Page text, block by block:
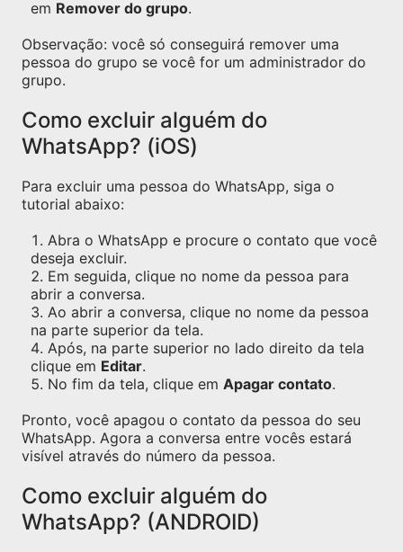
em Remover do grupo.
Observação: você só conseguirá remover uma
pessoa do grupo se você for um administrador do
grupo.
Como excluir alguém do
WhatsApp? (iOS)
Para excluir uma pessoa do WhatsApp, siga o
tutorial abaixo:
Abra o WhatsApp e procure o contato que você
deseja excluir.
Em seguida, clique no nome da pessoa para
abrir a conversa.
Ao abrir a conversa, clique no nome da pessoa
na parte superior da tela.
Após, na parte superior no lado direito da tela
clique em Editar.
No fim da tela, clique em Apagar contato.
Pronto, você apagou o contato da pessoa do seu
WhatsApp. Agora a conversa entre vocês estará
visível através do número da pessoa.
Como excluir alguém do
WhatsApp? (ANDROID)